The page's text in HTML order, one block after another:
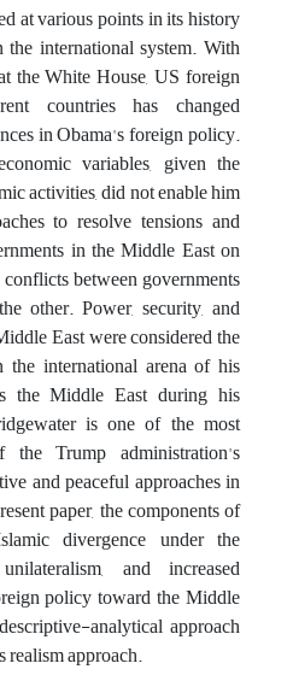
at various points in its history
international system. With
the White House, US foreign
countries has changed
in Obama's foreign policy.
variables, given the
activities, did not enable him
to resolve tensions and
in the Middle East on
between governments
other. Power, security, and
East were considered the
the international arena of his
the Middle East during his
is one of the most
the Trump administration's
and peaceful approaches in
paper, the components of
divergence under the
and increased
policy toward the Middle
analytical approach
realism approach.